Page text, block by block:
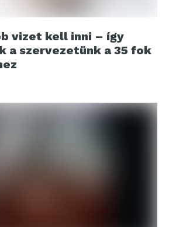
vizet kell inni – így
a szervezetünk a 35 fok